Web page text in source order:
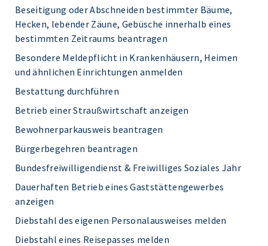
Beseitigung oder Abschneiden bestimmter Bäume,
Hecken, lebender Zäune, Gebüsche innerhalb eines
bestimmten Zeitraums beantragen
Besondere Meldepflicht in Krankenhäusern, Heimen
und ähnlichen Einrichtungen anmelden
Bestattung durchführen
Betrieb einer Straußwirtschaft anzeigen
Bewohnerparkausweis beantragen
Bürgerbegehren beantragen
Bundesfreiwilligendienst & Freiwilliges Soziales Jahr
Dauerhaften Betrieb eines Gaststättengewerbes
anzeigen
Diebstahl des eigenen Personalausweises melden
Diebstahl eines Reisepasses melden